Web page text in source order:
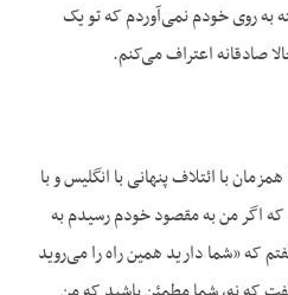
به روی خودم نمی‌آوردم که تو یک
صادقانه اعتراف می‌کنم.
با ائتلاف پنهانی با انگلیس و با
که اگر من به مقصود خودم رسیدم به
که «شما دارید همین راه را می‌روید